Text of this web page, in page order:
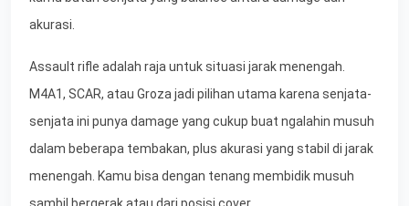
akurasi.
Assault rifle adalah raja untuk situasi jarak menengah.
M4A1, SCAR, atau Groza jadi pilihan utama karena senjata-
senjata ini punya damage yang cukup buat ngalahin musuh
dalam beberapa tembakan, plus akurasi yang stabil di jarak
menengah. Kamu bisa dengan tenang membidik musuh
sambil bergerak atau dari posisi cover.